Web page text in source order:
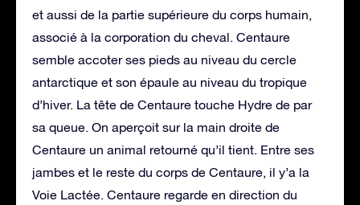
et aussi de la partie supérieure du corps humain,
associé à la corporation du cheval. Centaure
semble accoter ses pieds au niveau du cercle
antarctique et son épaule au niveau du tropique
d’hiver. La tête de Centaure touche Hydre de par
sa queue. On aperçoit sur la main droite de
Centaure un animal retourné qu’il tient. Entre ses
jambes et le reste du corps de Centaure, il y’a la
Voie Lactée. Centaure regarde en direction du